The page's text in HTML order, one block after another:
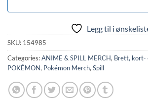
Legg til i
SKU: 154985
Categories:ANIME & SPILL MERCH, Brett, kort-
POKÉMON, Pokémon Merch, Spill